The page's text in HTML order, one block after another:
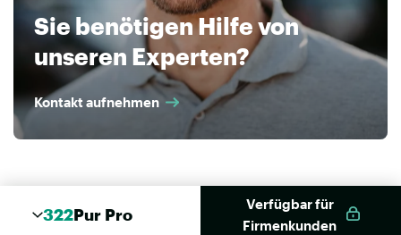
Sie benötigen Hilfe von
unseren Experten?
Kontakt aufnehmen
322Pur Pro
Verfügbar für
Firmenkunden